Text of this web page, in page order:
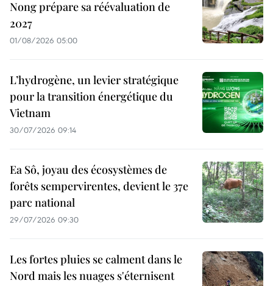
Nong prépare sa réévaluation de
2027
01/08/2026 05:00
L’hydrogène, un levier stratégique
pour la transition énergétique du
Vietnam
30/07/2026 09:14
Ea Sô, joyau des écosystèmes de
forêts sempervirentes, devient le 37e
parc national
29/07/2026 09:30
Les fortes pluies se calment dans le
Nord mais les nuages s'éternisent